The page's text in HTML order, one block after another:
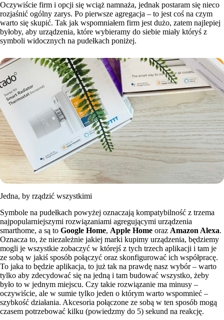
Oczywiście firm i opcji się wciąż namnaża, jednak postaram się nieco
rozjaśnić ogólny zarys. Po pierwsze agregacja – to jest coś na czym
warto się skupić. Tak jak wspomniałem firm jest dużo, zatem najlepiej
byłoby, aby urządzenia, które wybieramy do siebie miały któryś z
symboli widocznych na pudełkach poniżej.
Jedna, by rządzić wszystkimi
Symbole na pudełkach powyżej oznaczają kompatybilność z trzema
najpopularniejszymi rozwiązaniami agregującymi urządzenia
smarthome, a są to Google Home, Apple Home oraz Amazon Alexa.
Oznacza to, że niezależnie jakiej marki kupimy urządzenia, będziemy
mogli je wszystkie zobaczyć w którejś z tych trzech aplikacji i tam je
ze sobą w jakiś sposób połączyć oraz skonfigurować ich współpracę.
To jaka to będzie aplikacja, to już tak na prawdę nasz wybór – warto
tylko aby zdecydować się na jedną i tam budować wszystko, żeby
było to w jednym miejscu. Czy takie rozwiązanie ma minusy –
oczywiście, ale w sumie tylko jeden o którym warto wspomnieć –
szybkość działania. Akcesoria połączone ze sobą w ten sposób mogą
czasem potrzebować kilku (powiedzmy do 5) sekund na reakcję.